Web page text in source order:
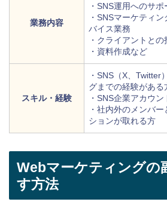
業務内容
・SNS運用へのサ
・SNSマーケティ
バイス業務
・クライアントと
・資料作成など
スキル・経験
・SNS（X、Twitter
グまでの経験がある
・SNS企業アカウ
・社内外のメンバ
ションが取れる方
Webマーケティングの
す方法